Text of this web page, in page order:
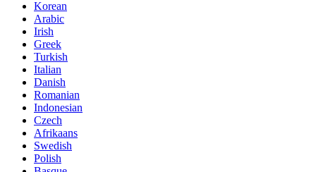
Korean
Arabic
Irish
Greek
Turkish
Italian
Danish
Romanian
Indonesian
Czech
Afrikaans
Swedish
Polish